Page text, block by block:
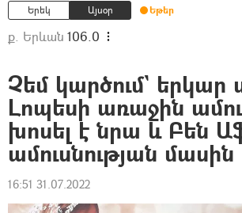
Երեկ Այսօր Եթեր
ք. Երևան 106.0
Չեմ կարծում` երկար
Լոպեսի առաջին
խոսել է նրա և Բեն
ամուսնության մասին
16:51 31.07.2022